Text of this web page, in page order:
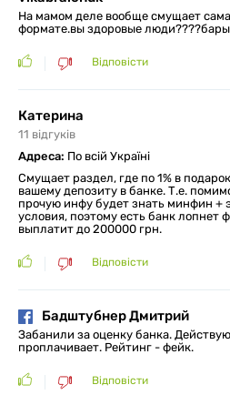
На мамом деле вообще смущает
формате.вы здоровые
Відповісти
Катерина
11 відгуків
Адреса: По всій Україні
Смущает раздел, где по 1% в
вашему депозиту в банке. Т.е.
прочую инфу будет знать минфин +
условия, поэтому есть банк лопнет
выплатит до 200000 грн.
Відповісти
Бадштубнер Дмитрий
Забанили за оценку банка.
проплачивает. Рейтинг - фейк.
Відповісти